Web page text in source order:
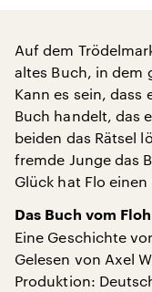
Auf dem
altes Buch, in dem
Kann es sein, dass
Buch handelt, das
beiden das Rätsel
fremde Junge das
Glück hat Flo
Das Buch vom
Eine Geschichte
Gelesen von Axel
Produktion: